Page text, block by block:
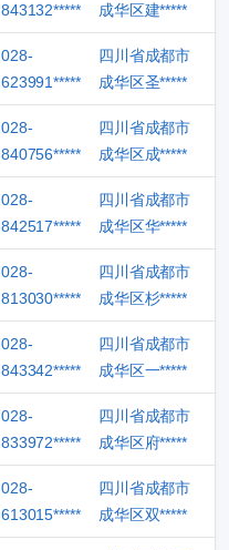
843132*****
成华区建*****
028-
623991*****
四川省成都市
成华区圣*****
028-
840756*****
四川省成都市
成华区成*****
028-
842517*****
四川省成都市
成华区华*****
028-
813030*****
四川省成都市
成华区杉*****
028-
843342*****
四川省成都市
成华区一*****
028-
833972*****
四川省成都市
成华区府*****
028-
613015*****
四川省成都市
成华区双*****